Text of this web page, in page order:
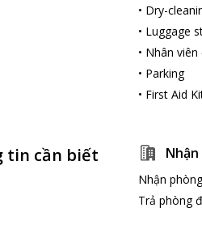
• Dry-
• Luggage
• Nhân
• Parking
• First Aid
tin cần biết
Nhận
Trả phòng